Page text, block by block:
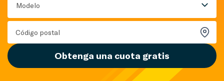
Modelo
Obtenga una cuota gratis